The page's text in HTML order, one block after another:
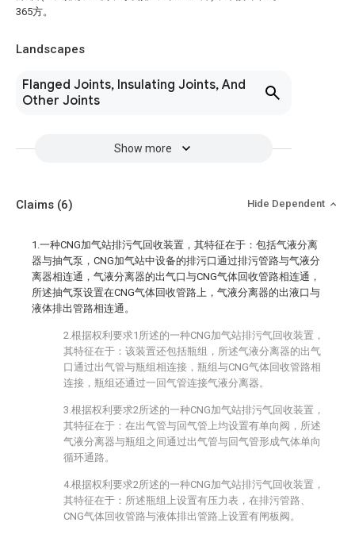
365方。
Landscapes
Flanged Joints, Insulating Joints, And
Other Joints
Show more
Claims (6) Hide Dependent
1.一种CNG加气站排污气回收装置，其特征在于：包括气液分离
器与抽气泵，CNG加气站中设备的排污口通过排污管路与气液分
离器相连通，气液分离器的出气口与CNG气体回收管路相连通，
所述抽气泵设置在CNG气体回收管路上，气液分离器的出液口与
液体排出管路相连通。
2.根据权利要求1所述的一种CNG加气站排污气回收装置，
其特征在于：该装置还包括瓶组，所述气液分离器的出气
口通过出气管与瓶组相连接，瓶组与CNG气体回收管路相
连接，瓶组还通过一回气管连接气液分离器。
3.根据权利要求2所述的一种CNG加气站排污气回收装置，
其特征在于：在出气管与回气管上均设置有单向阀，所述
气液分离器与瓶组之间通过出气管与回气管形成气体单向
循环通路。
4.根据权利要求2所述的一种CNG加气站排污气回收装置，
其特征在于：所述瓶组上设置有压力表，在排污管路、
CNG气体回收管路与液体排出管路上设置有闸板阀。